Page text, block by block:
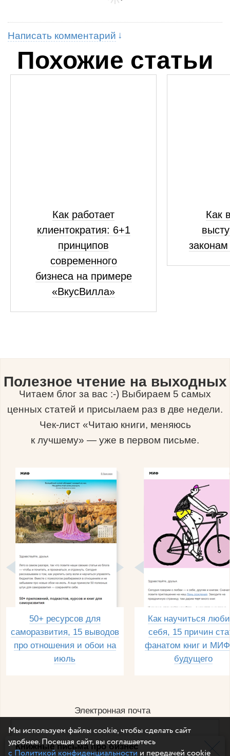
Книжные письма про бизнес
Написать комментарий
Похожие статьи
Как работает
клиентократия: 6+1
принципов
современного
бизнеса на примере
«ВкусВилла»
Как
Полезное чтение на выходных
Читаем блог за вас :-) Выбираем 5 самых
ценных статей и присылаем раз в две недели.
Чек-лист «Читаю книги, меняюсь
к лучшему» — уже в первом письме.
50+ ресурсов для
саморазвития, 15 выводов
про отношения и обои на
июль
Как научиться
себя, 15 причин
фанатом книг и
будущего
Электронная почта
Например, dulsineya@gmail.com
Мы используем файлы cookie, чтобы сделать сайт
удобнее. Посещая сайт, вы соглашаетесь
с Политикой конфиденциальности и передачей cookie